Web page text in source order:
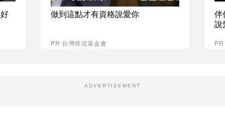
做到這點才有資格說愛你
PR 台灣癌症基金會
伴
說
ADVERTISEMENT